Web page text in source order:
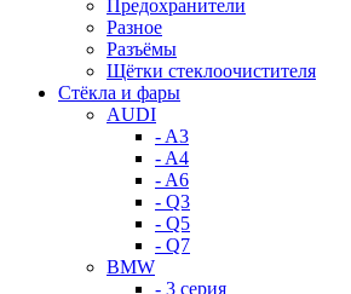
Предохранители
Разное
Разъёмы
Щётки стеклоочистителя
Стёкла и фары
AUDI
- A3
- A4
- A6
- Q3
- Q5
- Q7
BMW
- 3 серия